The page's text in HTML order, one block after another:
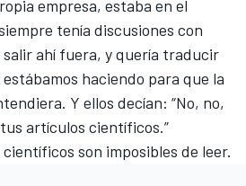
empresa, estaba en el
tenía discusiones con
salir ahí fuera, y quería traducir
haciendo para que la
Y ellos decían: “No, no,
artículos científicos.”
son imposibles de leer.